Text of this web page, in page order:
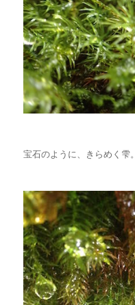
宝石のように、きらめく雫。